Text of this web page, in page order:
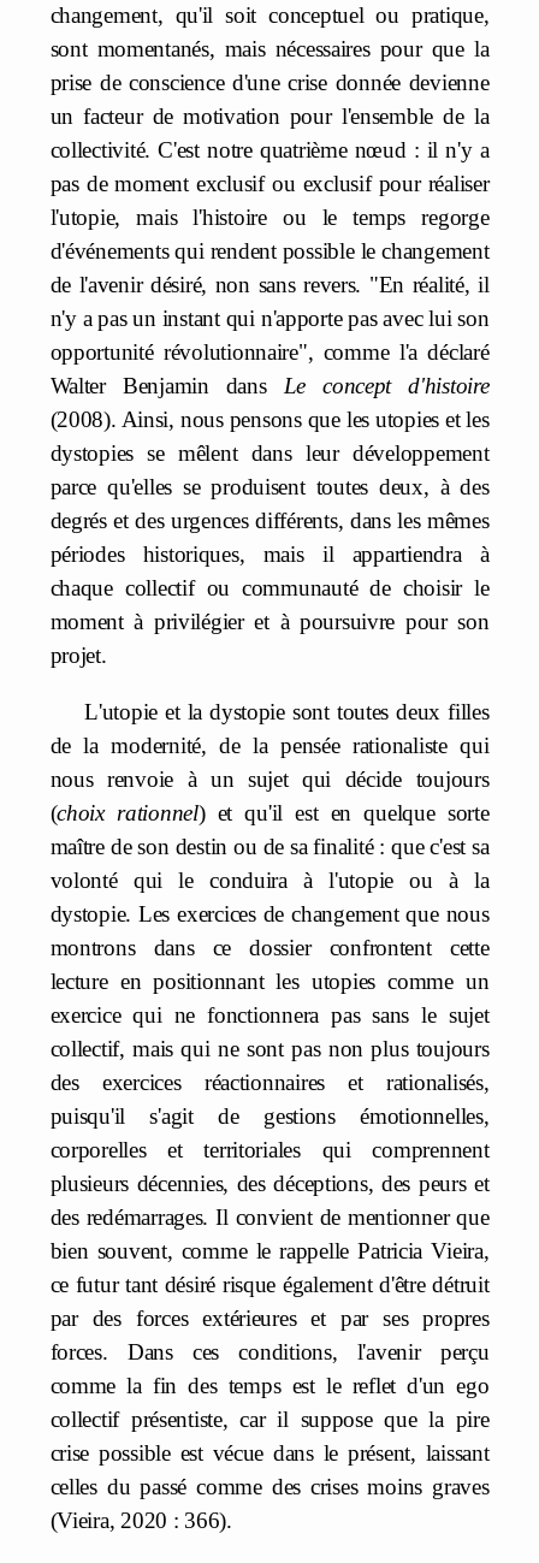
changement, qu'il soit conceptuel ou pratique,
sont momentanés, mais nécessaires pour que la
prise de conscience d'une crise donnée devienne
un facteur de motivation pour l'ensemble de la
collectivité. C'est notre quatrième nœud : il n'y a
pas de moment exclusif ou exclusif pour réaliser
l'utopie, mais l'histoire ou le temps regorge
d'événements qui rendent possible le changement
de l'avenir désiré, non sans revers. "En réalité, il
n'y a pas un instant qui n'apporte pas avec lui son
opportunité révolutionnaire", comme l'a déclaré
Walter Benjamin dans Le concept d'histoire
(2008). Ainsi, nous pensons que les utopies et les
dystopies se mêlent dans leur développement
parce qu'elles se produisent toutes deux, à des
degrés et des urgences différents, dans les mêmes
périodes historiques, mais il appartiendra à
chaque collectif ou communauté de choisir le
moment à privilégier et à poursuivre pour son
projet.
L'utopie et la dystopie sont toutes deux filles
de la modernité, de la pensée rationaliste qui
nous renvoie à un sujet qui décide toujours
(choix rationnel) et qu'il est en quelque sorte
maître de son destin ou de sa finalité : que c'est sa
volonté qui le conduira à l'utopie ou à la
dystopie. Les exercices de changement que nous
montrons dans ce dossier confrontent cette
lecture en positionnant les utopies comme un
exercice qui ne fonctionnera pas sans le sujet
collectif, mais qui ne sont pas non plus toujours
des exercices réactionnaires et rationalisés,
puisqu'il s'agit de gestions émotionnelles,
corporelles et territoriales qui comprennent
plusieurs décennies, des déceptions, des peurs et
des redémarrages. Il convient de mentionner que
bien souvent, comme le rappelle Patricia Vieira,
ce futur tant désiré risque également d'être détruit
par des forces extérieures et par ses propres
forces. Dans ces conditions, l'avenir perçu
comme la fin des temps est le reflet d'un ego
collectif présentiste, car il suppose que la pire
crise possible est vécue dans le présent, laissant
celles du passé comme des crises moins graves
(Vieira, 2020 : 366).